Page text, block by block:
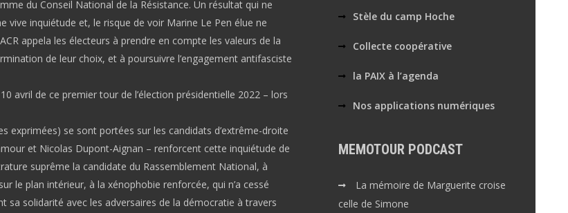
du Conseil National de la Résistance. Un résultat qui ne
vive inquiétude et, le risque de voir Marine Le Pen élue ne
appela les électeurs à prendre en compte les valeurs de la
de leur choix, et à poursuivre l’engagement antifasciste
avril de ce premier tour de l’élection présidentielle 2022 – lors
exprimées) se sont portées sur les candidats d’extrême-droite
et Nicolas Dupont-Aignan – renforcent cette inquiétude de
suprême la candidate du Rassemblement National, à
le plan intérieur, à la xénophobie renforcée, qui n’a cessé
sa solidarité avec les adversaires de la démocratie à travers
Stèle du camp Hoche
Collecte coopérative
la PAIX à l’agenda
Nos applications numériques
MEMOTOUR PODCAST
La mémoire de Marguerite croise
celle de Simone